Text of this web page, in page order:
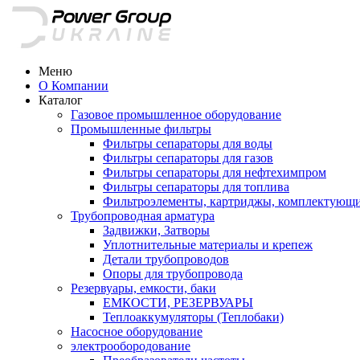
Меню
О Компании
Каталог
Газовое промышленное оборудование
Промышленные фильтры
Фильтры сепараторы для воды
Фильтры сепараторы для газов
Фильтры сепараторы для нефтехимпром
Фильтры сепараторы для топлива
Фильтроэлементы, картриджы,
Трубопроводная арматура
Задвижки, Затворы
Уплотнительные материалы и крепеж
Детали трубопроводов
Опоры для трубопровода
Резервуары, емкости, баки
ЕМКОСТИ, РЕЗЕРВУАРЫ
Теплоаккумуляторы (Теплобаки)
Насосное оборудование
электрообородование